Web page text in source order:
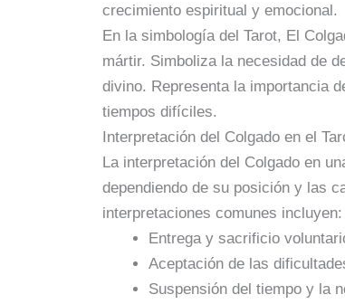
crecimiento espiritual y emocional.
En la simbología del Tarot, El
mártir. Simboliza la necesidad de
divino. Representa la importancia
tiempos difíciles.
Interpretación del Colgado en el
La interpretación del Colgado en
dependiendo de su posición y las
interpretaciones comunes incluyen:
Entrega y sacrificio
Aceptación de las
Suspensión del tiempo y la